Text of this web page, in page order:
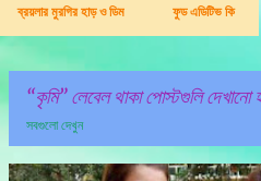
ব্রয়লার মুরগির হাড় ও ডিম ফুড এডিটিভ কি
কৃমি লেবেল থাকা পোস্টগুলি দেখানো
সবগুলো দেখুন